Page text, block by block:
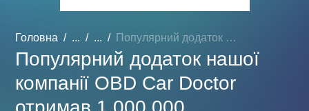
Головна ... ... Популярний додаток нашої ...
Популярний додаток нашої
компанії OBD Car Doctor